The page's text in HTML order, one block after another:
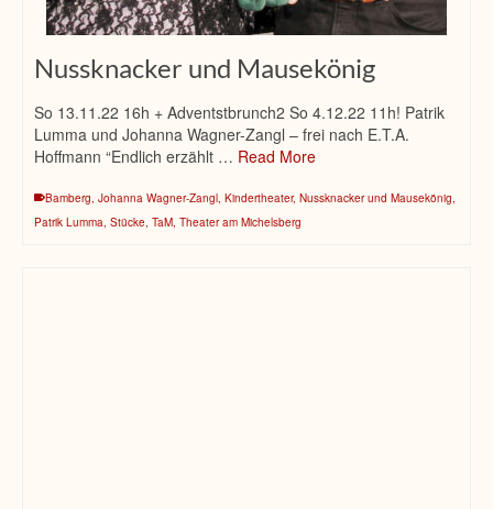
Nussknacker und Mausekönig
So 13.11.22 16h + Adventstbrunch2 So 4.12.22 11h! Patrik
Lumma und Johanna Wagner-Zangl – frei nach E.T.A.
Hoffmann “Endlich erzählt … Read More
Bamberg, Johanna Wagner-Zangl, Kindertheater, Nussknacker und Mausekönig,
Patrik Lumma, Stücke, TaM, Theater am Michelsberg